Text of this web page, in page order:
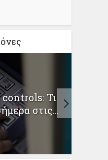
Τι
στις...